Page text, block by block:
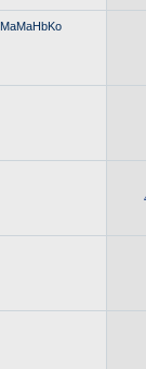
MaMaHbKo